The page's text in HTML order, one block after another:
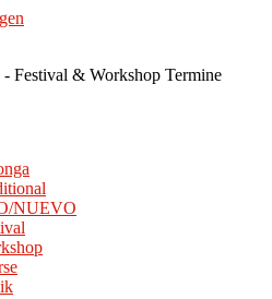
Festival & Workshop Termine
NUEVO